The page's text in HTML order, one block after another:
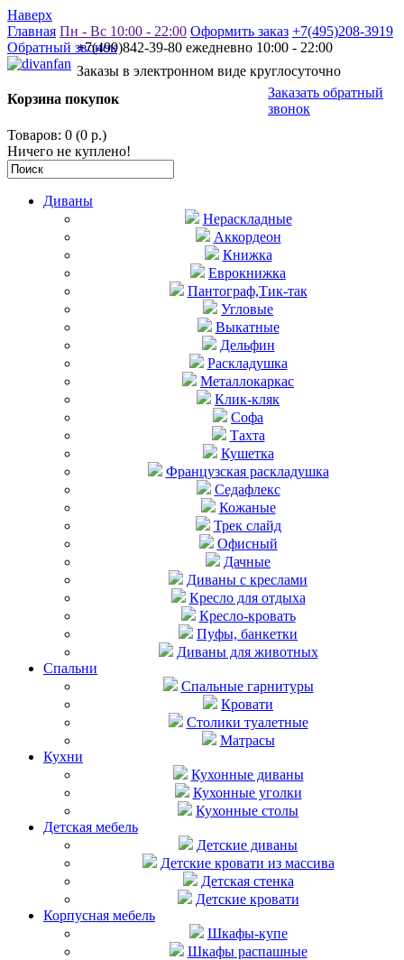
Наверх
Заказать обратный
звонок
+7(499)842-39-80 ежедневно 10:00 - 22:00
Заказы в электронном виде круглосуточно
Главная Пн - Вс 10:00 - 22:00 Оформить заказ +7(495)208-3919
Обратный звонок
Корзина покупок
Товаров: 0 (0 р.)
Ничего не куплено!
Диваны
Нераскладные
Аккордеон
Книжка
Еврокнижка
Пантограф,Тик-так
Угловые
Выкатные
Дельфин
Раскладушка
Металлокаркас
Клик-кляк
Софа
Тахта
Кушетка
Французская раскладушка
Седафлекс
Кожаные
Трек слайд
Офисный
Дачные
Диваны с креслами
Кресло для отдыха
Кресло-кровать
Пуфы, банкетки
Диваны для животных
Спальни
Cпальные гарнитуры
Кровати
Столики туалетные
Матрасы
Кухни
Кухонные диваны
Кухонные уголки
Кухонные столы
Детская мебель
Детские диваны
Детские кровати из массива
Детская стенка
Детские кровати
Корпусная мебель
Шкафы-купе
Шкафы распашные